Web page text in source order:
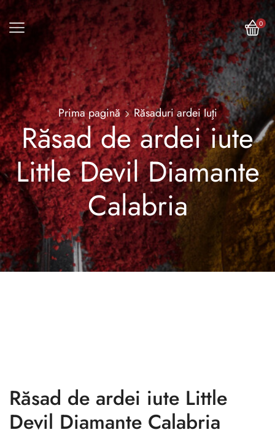
0
Prima pagină Răsaduri ardei Iuţi
Răsad de ardei iute
Little Devil Diamante
Calabria
Răsad de ardei iute Little
Devil Diamante Calabria